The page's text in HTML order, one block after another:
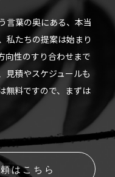
言葉の奥にある、本当
私たちの提案は始まり
向性のすり合わせまで
見積やスケジュールも
無料ですので、まずは
はこちら